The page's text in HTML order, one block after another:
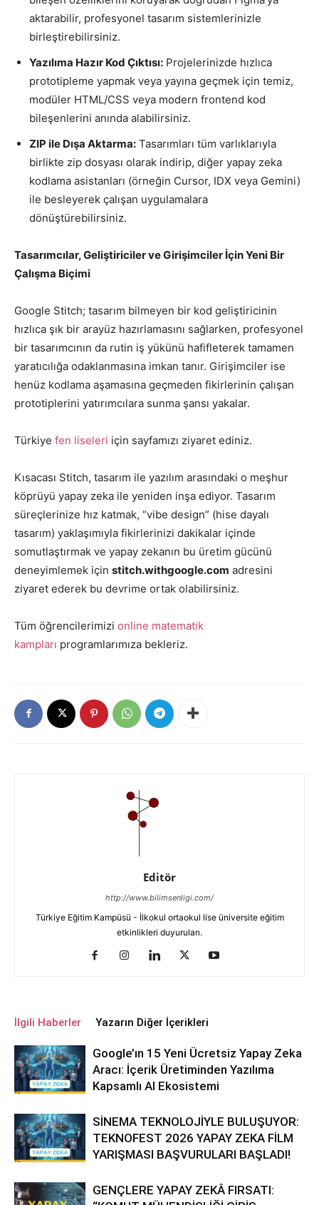
aktarabilir, profesyonel tasarım sistemlerinizle
birleştirebilirsiniz.
Yazılıma Hazır Kod Çıktısı: Projelerinizde hızlıca
prototipleme yapmak veya yayına geçmek için temiz,
modüler HTML/CSS veya modern frontend kod
bileşenlerini anında alabilirsiniz.
ZIP ile Dışa Aktarma: Tasarımları tüm varlıklarıyla
birlikte zip dosyası olarak indirip, diğer yapay zeka
kodlama asistanları (örneğin Cursor, IDX veya Gemini)
ile besleyerek çalışan uygulamalara
dönüştürebilirsiniz.
Tasarımcılar, Geliştiriciler ve Girişimciler İçin Yeni Bir
Çalışma Biçimi
Google Stitch; tasarım bilmeyen bir kod geliştiricinin
hızlıca şık bir arayüz hazırlamasını sağlarken, profesyonel
bir tasarımcının da rutin iş yükünü hafifleterek tamamen
yaratıcılığa odaklanmasına imkan tanır. Girişimciler ise
henüz kodlama aşamasına geçmeden fikirlerinin çalışan
prototiplerini yatırımcılara sunma şansı yakalar.
Türkiye fen liseleri için sayfamızı ziyaret ediniz.
Kısacası Stitch, tasarım ile yazılım arasındaki o meşhur
köprüyü yapay zeka ile yeniden inşa ediyor. Tasarım
süreçlerinize hız katmak, “vibe design” (hise dayalı
tasarım) yaklaşımıyla fikirlerinizi dakikalar içinde
somutlaştırmak ve yapay zekanın bu üretim gücünü
deneyimlemek için stitch.withgoogle.com adresini
ziyaret ederek bu devrime ortak olabilirsiniz.
Tüm öğrencilerimizi online matematik
kampları programlarımıza bekleriz.
Editör
http://www.bilimsenligi.com/
Türkiye Eğitim Kampüsü - İlkokul ortaokul lise üniversite eğitim
etkinlikleri duyuruları.
İlgili Haberler Yazarın Diğer İçerikleri
Google’ın 15 Yeni Ücretsiz Yapay Zeka
Aracı: İçerik Üretiminden Yazılıma
Kapsamlı AI Ekosistemi
SİNEMA TEKNOLOJİYLE BULUŞUYOR:
TEKNOFEST 2026 YAPAY ZEKA FİLM
YARIŞMASI BAŞVURULARI BAŞLADI!
GENÇLERE YAPAY ZEKÂ FIRSATI: